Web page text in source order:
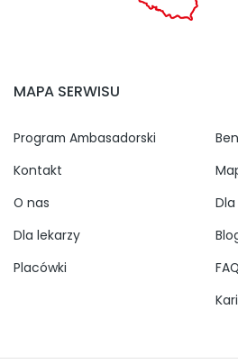
MAPA SERWISU
Program Ambasadorski
Kontakt
O nas
Dla lekarzy
Placówki
FAQ